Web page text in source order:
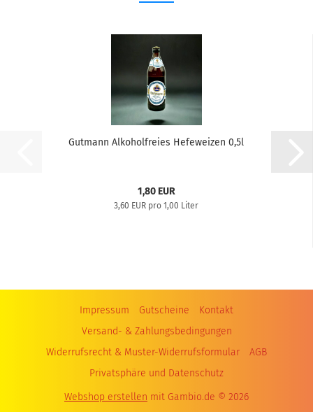
Gutmann Alkoholfreies Hefeweizen 0,5l
1,80 EUR
3,60 EUR pro 1,00 Liter
Impressum Gutscheine
Kontakt
Versand- & Zahlungsbedingungen
Widerrufsrecht & Muster-Widerrufsformular
AGB
Privatsphäre und Datenschutz
Webshop erstellen mit Gambio.de © 2026